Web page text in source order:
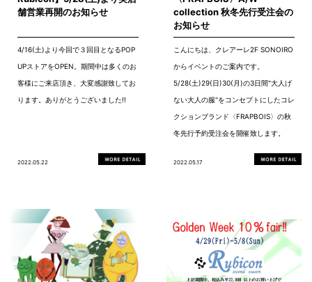
舗営業再開のお知らせ
4/16(土)より今回で３回目となるPOP
UPストアをOPEN。期間中は多くのお
客様にご来店頂き、大変感謝致してお
ります。ありがとうございました!!
2022.05.22
collection 秋冬先行受注会の
お知らせ
こんにちは、クレアーレ2F SONOIRO
からイベントのご案内です。
5/28(土)29(日)30(月)の3日間"大人げ
ない大人の服"をコンセプトにしたコレ
クションブランド〈FRAPBOIS〉の秋
冬先行予約受注会を開催致します。
2022.05.17